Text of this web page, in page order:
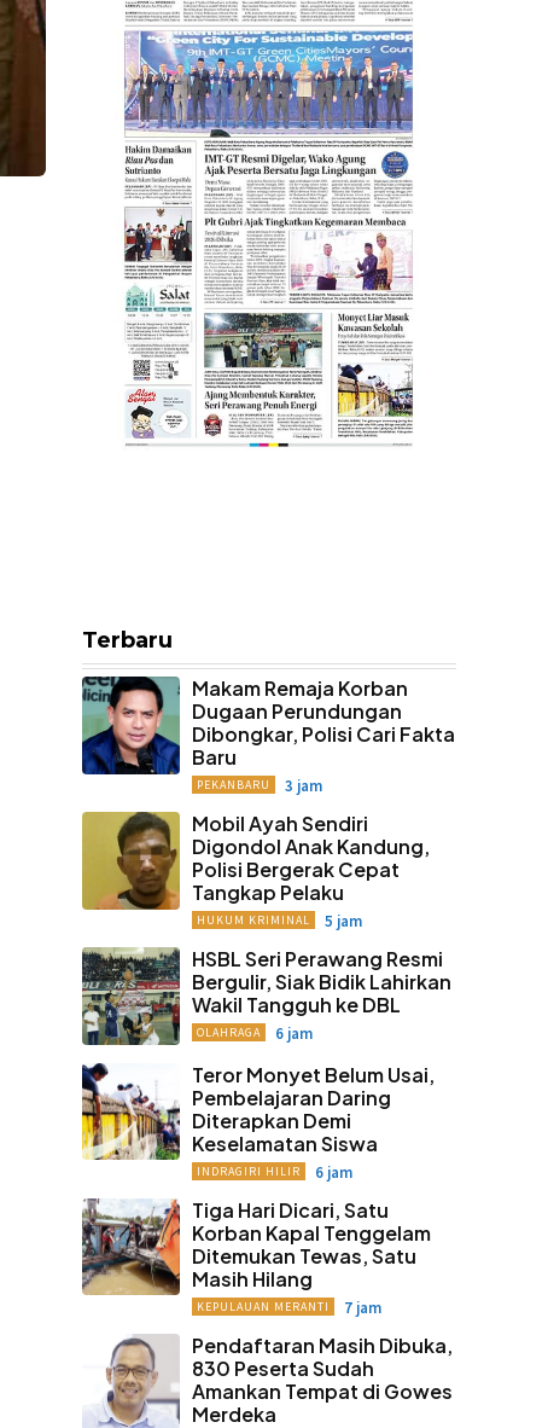
Terbaru
Makam Remaja Korban
Dugaan Perundungan
Dibongkar, Polisi Cari Fakta
Baru
PEKANBARU 3 jam
Mobil Ayah Sendiri
Digondol Anak Kandung,
Polisi Bergerak Cepat
Tangkap Pelaku
HUKUM KRIMINAL 5 jam
HSBL Seri Perawang Resmi
Bergulir, Siak Bidik Lahirkan
Wakil Tangguh ke DBL
OLAHRAGA 6 jam
Teror Monyet Belum Usai,
Pembelajaran Daring
Diterapkan Demi
Keselamatan Siswa
INDRAGIRI HILIR 6 jam
Tiga Hari Dicari, Satu
Korban Kapal Tenggelam
Ditemukan Tewas, Satu
Masih Hilang
KEPULAUAN MERANTI 7 jam
Pendaftaran Masih Dibuka,
830 Peserta Sudah
Amankan Tempat di Gowes
Merdeka